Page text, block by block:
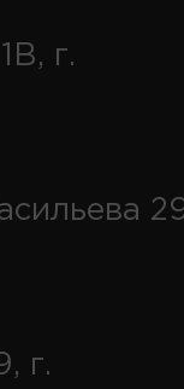
г.
г.